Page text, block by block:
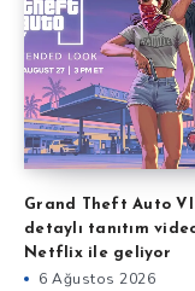
Grand Theft Auto
detaylı tanıtım
Netflix ile geliyor
6 Ağustos 2026